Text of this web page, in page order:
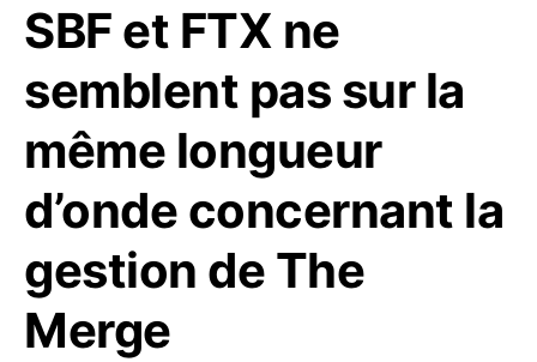
SBF et FTX ne
semblent pas sur la
même longueur
d’onde concernant la
gestion de The
Merge